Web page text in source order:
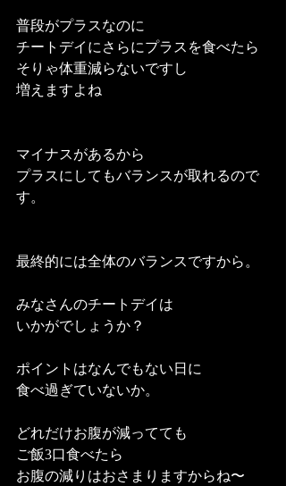
普段がプラスなのに
チートデイにさらにプラスを食べたら
そりゃ体重減らないですし
増えますよね
マイナスがあるから
プラスにしてもバランスが取れるので
す。
最終的には全体のバランスですから。
みなさんのチートデイは
いかがでしょうか？
ポイントはなんでもない日に
食べ過ぎていないか。
どれだけお腹が減ってても
ご飯3口食べたら
お腹の減りはおさまりますからね〜